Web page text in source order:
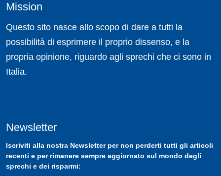
Mission
Questo sito nasce allo scopo di dare a tutti la
possibilità di esprimere il proprio dissenso, e la
propria opinione, riguardo agli sprechi che ci sono in
Italia.
Newsletter
Iscriviti alla nostra Newsletterper non perderti tutti gli articoli
recenti e per rimanere sempre aggiornato sul mondo degli
sprechi e dei risparmi: